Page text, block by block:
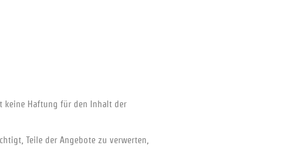
keine Haftung für den Inhalt der
Teile der Angebote zu verwerten,